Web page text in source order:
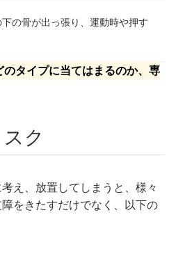
の骨が出っ張り、運動時や押す
のタイプに当てはまるのか、専
ク
え、放置してしまうと、様々
をきたすだけでなく、以下の